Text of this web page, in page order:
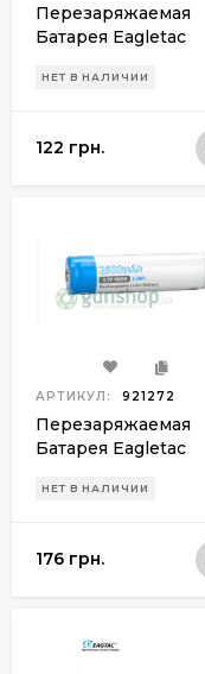
Перезаряжаемая
Батарея Eagletac
НЕТ В НАЛИЧИИ
122 грн.
АРТИКУЛ: 921272
Перезаряжаемая
Батарея Eagletac
НЕТ В НАЛИЧИИ
176 грн.